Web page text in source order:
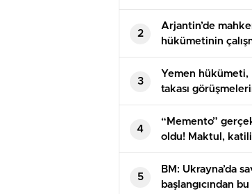
2
Arjantin’de
hükümetinin
yasasını askıya aldı
3
Yemen hükümeti,
takası
erteledi
4
“Memento”
oldu! Maktul,
dövme yaptırmış
5
BM: Ukrayna’da
başlangıcından